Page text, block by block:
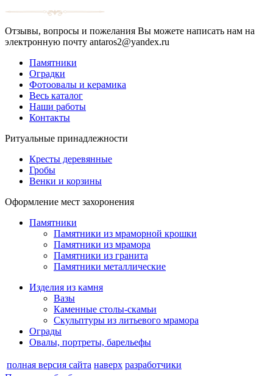
Отзывы, вопросы и пожелания Вы можете написать нам на
электронную почту antaros2@yandex.ru
Памятники
Оградки
Фотоовалы и керамика
Весь каталог
Наши работы
Контакты
Ритуальные принадлежности
Кресты деревянные
Гробы
Венки и корзины
Оформление мест захоронения
Памятники
Памятники из мраморной крошки
Памятники из мрамора
Памятники из гранита
Памятники металлические
Изделия из камня
Вазы
Каменные столы-скамьи
Скульптуры из литьевого мрамора
Ограды
Овалы, портреты, барельефы
полная версия сайта наверх разработчики